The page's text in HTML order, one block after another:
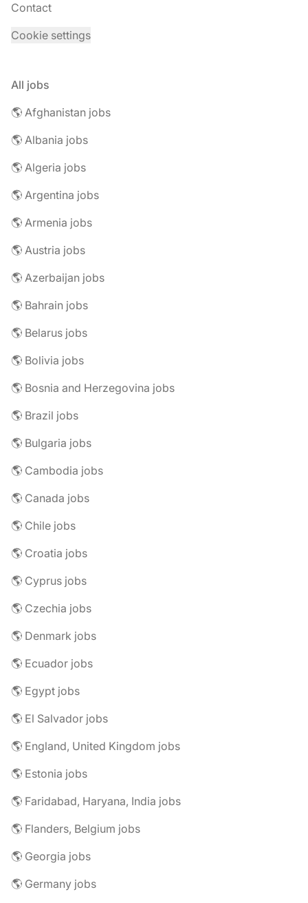
Contact
Cookie settings
All jobs
🌎 Afghanistan jobs
🌎 Albania jobs
🌎 Algeria jobs
🌎 Argentina jobs
🌎 Armenia jobs
🌎 Austria jobs
🌎 Azerbaijan jobs
🌎 Bahrain jobs
🌎 Belarus jobs
🌎 Bolivia jobs
🌎 Bosnia and Herzegovina jobs
🌎 Brazil jobs
🌎 Bulgaria jobs
🌎 Cambodia jobs
🌎 Canada jobs
🌎 Chile jobs
🌎 Croatia jobs
🌎 Cyprus jobs
🌎 Czechia jobs
🌎 Denmark jobs
🌎 Ecuador jobs
🌎 Egypt jobs
🌎 El Salvador jobs
🌎 England, United Kingdom jobs
🌎 Estonia jobs
🌎 Faridabad, Haryana, India jobs
🌎 Flanders, Belgium jobs
🌎 Georgia jobs
🌎 Germany jobs